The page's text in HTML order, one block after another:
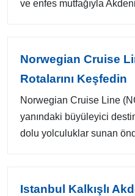
ve enfes mutfağıyla
Norwegian Cruise
Rotalarını Keşfedin
Norwegian Cruise Line
yanındaki büyüleyici
dolu yolculuklar sunan
Istanbul Kalkışlı